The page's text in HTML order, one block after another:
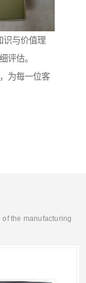
识与价值理
评估。
为每一位客
the manufacturing